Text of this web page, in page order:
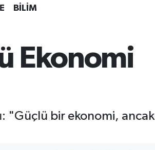
BİLİM
Ekonomi
"Güçlü bir ekonomi, ancak